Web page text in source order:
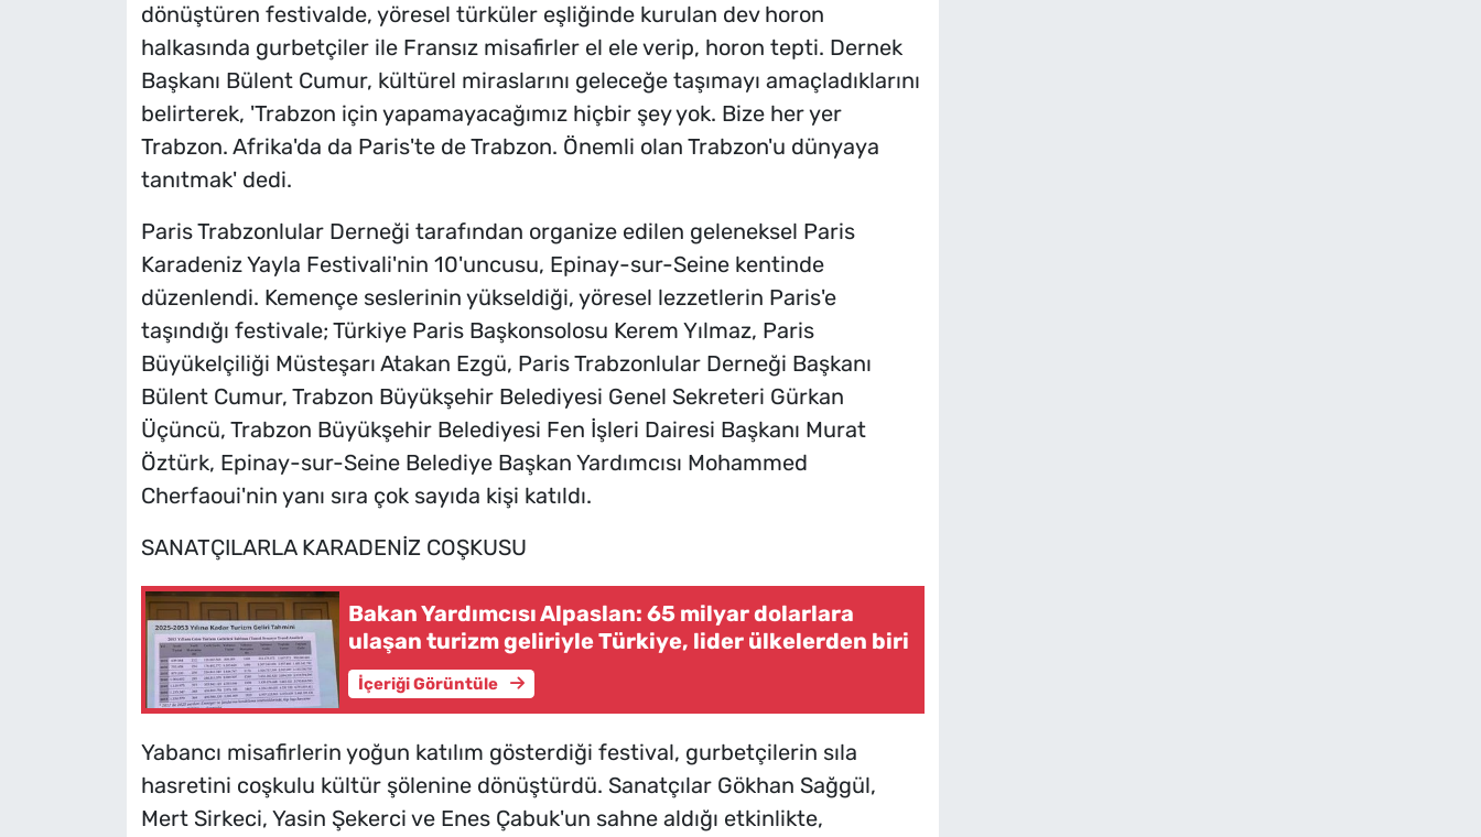
dönüştüren festivalde, yöresel türküler eşliğinde kurulan dev horon
halkasında gurbetçiler ile Fransız misafirler el ele verip, horon tepti. Dernek
Başkanı Bülent Cumur, kültürel miraslarını geleceğe taşımayı amaçladıklarını
belirterek, 'Trabzon için yapamayacağımız hiçbir şey yok. Bize her yer
Trabzon. Afrika'da da Paris'te de Trabzon. Önemli olan Trabzon'u dünyaya
tanıtmak' dedi.
Paris Trabzonlular Derneği tarafından organize edilen geleneksel Paris
Karadeniz Yayla Festivali'nin 10'uncusu, Epinay-sur-Seine kentinde
düzenlendi. Kemençe seslerinin yükseldiği, yöresel lezzetlerin Paris'e
taşındığı festivale; Türkiye Paris Başkonsolosu Kerem Yılmaz, Paris
Büyükelçiliği Müsteşarı Atakan Ezgü, Paris Trabzonlular Derneği Başkanı
Bülent Cumur, Trabzon Büyükşehir Belediyesi Genel Sekreteri Gürkan
Üçüncü, Trabzon Büyükşehir Belediyesi Fen İşleri Dairesi Başkanı Murat
Öztürk, Epinay-sur-Seine Belediye Başkan Yardımcısı Mohammed
Cherfaoui'nin yanı sıra çok sayıda kişi katıldı.
SANATÇILARLA KARADENİZ COŞKUSU
Bakan Yardımcısı Alpaslan: 65 milyar dolarlara
ulaşan turizm geliriyle Türkiye, lider ülkelerden biri
İçeriği Görüntüle
Yabancı misafirlerin yoğun katılım gösterdiği festival, gurbetçilerin sıla
hasretini coşkulu kültür şölenine dönüştürdü. Sanatçılar Gökhan Sağgül,
Mert Sirkeci, Yasin Şekerci ve Enes Çabuk'un sahne aldığı etkinlikte,